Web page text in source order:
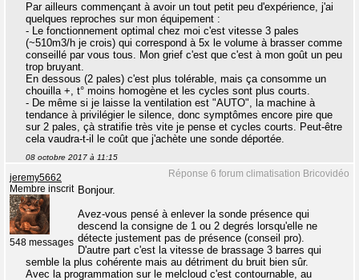
Par ailleurs commençant à avoir un tout petit peu d'expérience, j'ai
quelques reproches sur mon équipement :
- Le fonctionnement optimal chez moi c'est vitesse 3 pales
(~510m3/h je crois) qui correspond à 5x le volume à brasser comme
conseillé par vous tous. Mon grief c'est que c'est à mon goût un peu
trop bruyant.
En dessous (2 pales) c'est plus tolérable, mais ça consomme un
chouilla +, t° moins homogène et les cycles sont plus courts.
- De même si je laisse la ventilation est "AUTO", la machine à
tendance à privilégier le silence, donc symptômes encore pire que
sur 2 pales, çà stratifie très vite je pense et cycles courts. Peut-être
cela vaudra-t-il le coût que j'achète une sonde déportée.
08 octobre 2017 à 11:15
Réponse 6 forum climatisation Bricovidéo
jeremy5662
Membre inscrit
548 messages
Bonjour.
Avez-vous pensé à enlever la sonde présence qui
descend la consigne de 1 ou 2 degrés lorsqu'elle ne
détecte justement pas de présence (conseil pro).
D'autre part c'est la vitesse de brassage 3 barres qui
semble la plus cohérente mais au détriment du bruit bien sûr.
Avec la programmation sur le melcloud c'est contournable, au